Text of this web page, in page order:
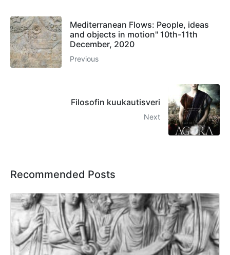
Mediterranean Flows: People, ideas
and objects in motion" 10th-11th
December, 2020
Previous
Filosofin kuukautisveri
Next
Recommended Posts